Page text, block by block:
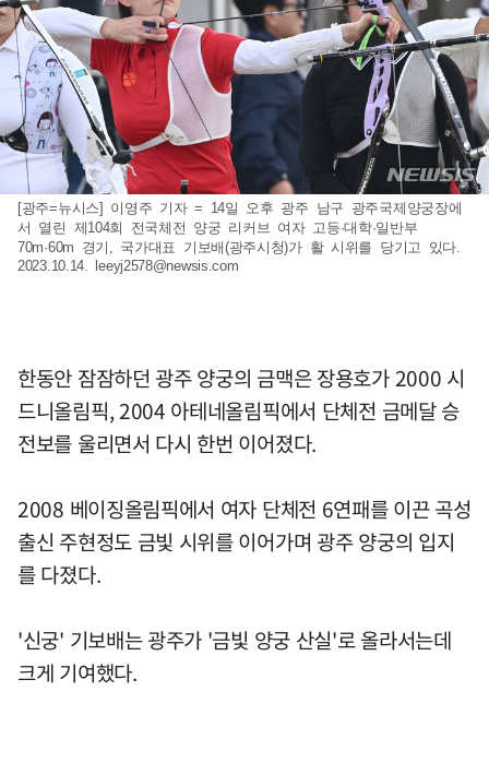
[광주=뉴시스] 이영주 기자 = 14일 오후 광주 남구 광주국제양궁장에
서 열린 제104회 전국체전 양궁 리커브 여자 고등·대학·일반부
70m·60m 경기, 국가대표 기보배(광주시청)가 활 시위를 당기고 있다.
2023.10.14.
leeyj2578@newsis.com
한동안 잠잠하던 광주 양궁의 금맥은 장용호가 2000 시
드니올림픽, 2004 아테네올림픽에서 단체전 금메달 승
전보를 울리면서 다시 한번 이어졌다.
2008 베이징올림픽에서 여자 단체전 6연패를 이끈 곡성
출신 주현정도 금빛 시위를 이어가며 광주 양궁의 입지
를 다졌다.
'신궁' 기보배는 광주가 '금빛 양궁 산실'로 올라서는데
크게 기여했다.